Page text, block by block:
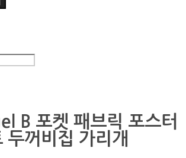
B 포켓 패브릭 포스터
두꺼비집 가리개